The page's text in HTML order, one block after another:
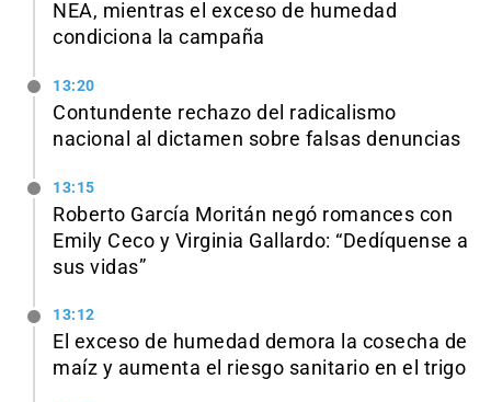
NEA, mientras el exceso de humedad
condiciona la campaña
13:20
Contundente rechazo del radicalismo
nacional al dictamen sobre falsas denuncias
13:15
Roberto García Moritán negó romances con
Emily Ceco y Virginia Gallardo: “Dedíquense a
sus vidas”
13:12
El exceso de humedad demora la cosecha de
maíz y aumenta el riesgo sanitario en el trigo